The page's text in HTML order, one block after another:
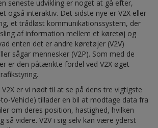
seneste udvikling er noget at gå efter,
også interaktiv. Det sidste nye er V2X eller
et trådløst kommunikationssystem, der
af information mellem et køretøj og
enten det er andre køretøjer (V2V)
sågar mennesker (V2P). Som med de
er den påtænkte fordel ved V2X øget
er vi nødt til at se på dens tre vigtigste
Vehicle) tillader en bil at modtage data fra
om deres position, hastighed, hvilken
så videre. V2V i sig selv kan være yderst